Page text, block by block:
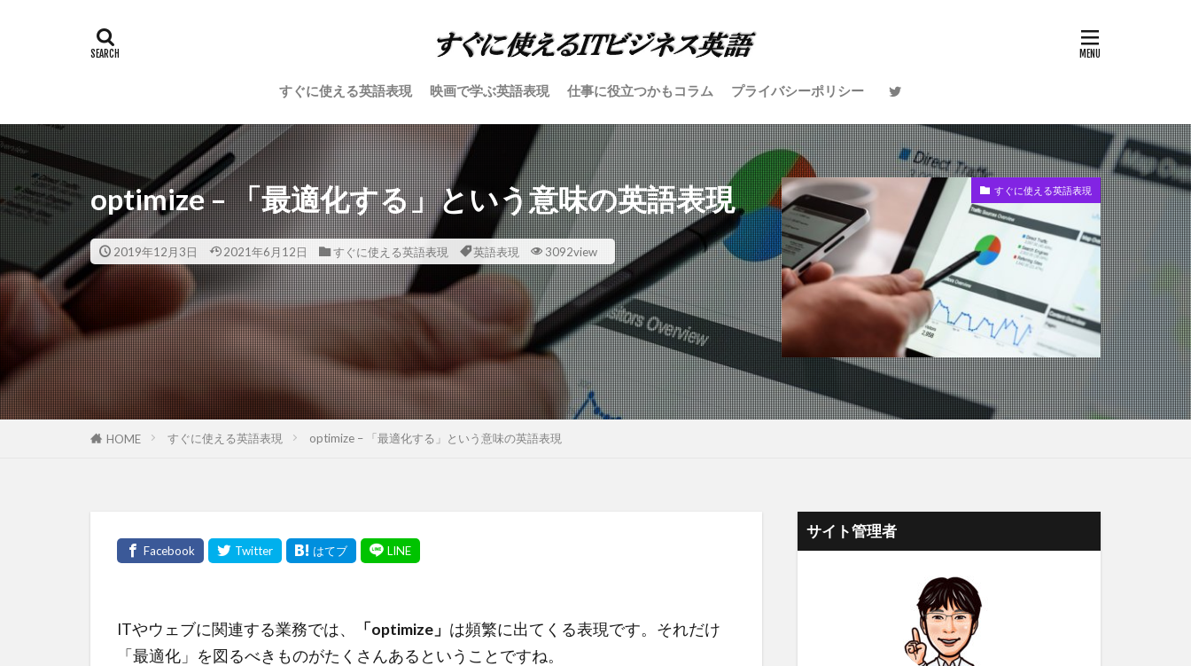
すぐに使える英語表現 映画で学ぶ英語表現 仕事に役立つかもコラム プライバシーポリシー
optimize – 「最適化する」という意味の英語表現
2019年12月3日 2021年6月12日 すぐに使える英語表現 英語表現 3092view
すぐに使える英語表現
HOME すぐに使える英語表現 optimize – 「最適化する」という意味の英語表現
ITやウェブに関連する業務では、 「optimize」 は頻繁に出てくる表現です。それだけ
「最適化」を図るべきものがたくさんあるということですね。
サイト管理者